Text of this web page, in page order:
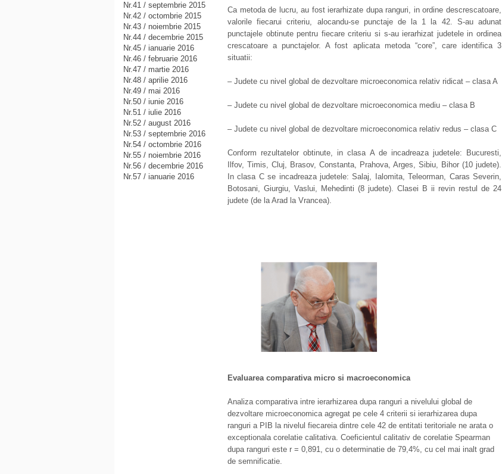
Ca metoda de lucru, au fost ierarhizate dupa ranguri, in ordine descrescatoare,
valorile fiecarui criteriu, alocandu-se punctaje de la 1 la 42. S-au adunat
punctajele obtinute pentru fiecare criteriu si s-au ierarhizat judetele in ordinea
crescatoare a punctajelor. A fost aplicata metoda “core”, care identifica 3
situatii:
– Judete cu nivel global de dezvoltare microeconomica relativ ridicat – clasa A
– Judete cu nivel global de dezvoltare microeconomica mediu – clasa B
– Judete cu nivel global de dezvoltare microeconomica relativ redus – clasa C
Conform rezultatelor obtinute, in clasa A de incadreaza judetele: Bucuresti,
Ilfov, Timis, Cluj, Brasov, Constanta, Prahova, Arges, Sibiu, Bihor (10 judete).
In clasa C se incadreaza judetele: Salaj, Ialomita, Teleorman, Caras Severin,
Botosani, Giurgiu, Vaslui, Mehedinti (8 judete). Clasei B ii revin restul de 24
judete (de la Arad la Vrancea).
Evaluarea comparativa micro si macroeconomica
Analiza comparativa intre ierarhizarea dupa ranguri a nivelului global de
dezvoltare microeconomica agregat pe cele 4 criterii si ierarhizarea dupa
ranguri a PIB la nivelul fiecareia dintre cele 42 de entitati teritoriale ne arata o
exceptionala corelatie calitativa. Coeficientul calitativ de corelatie Spearman
dupa ranguri este r = 0,891, cu o determinatie de 79,4%, cu cel mai inalt grad
de semnificatie.
Nr.41 / septembrie 2015
Nr.42 / octombrie 2015
Nr.43 / noiembrie 2015
Nr.44 / decembrie 2015
Nr.45 / ianuarie 2016
Nr.46 / februarie 2016
Nr.47 / martie 2016
Nr.48 / aprilie 2016
Nr.49 / mai 2016
Nr.50 / iunie 2016
Nr.51 / iulie 2016
Nr.52 / august 2016
Nr.53 / septembrie 2016
Nr.54 / octombrie 2016
Nr.55 / noiembrie 2016
Nr.56 / decembrie 2016
Nr.57 / ianuarie 2016